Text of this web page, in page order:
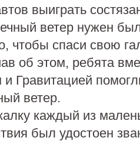
выиграть
ветер нужен
чтобы спаси свою
об этом, ребята
Гравитацией
ветер.
каждый из
был удостоен